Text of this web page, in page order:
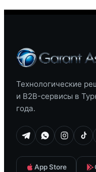
Технологические
и B2B-сервисы в
года.
App Store